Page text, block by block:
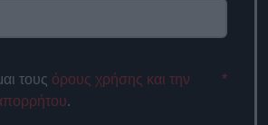
τους όρους χρήσης και την
.
*